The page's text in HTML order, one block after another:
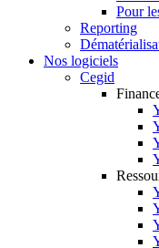
Pour
Reporting
Nos logiciels
Cegid